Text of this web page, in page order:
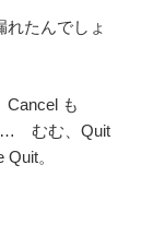
たんでしょ
Cancel も
… むむ、Quit
。